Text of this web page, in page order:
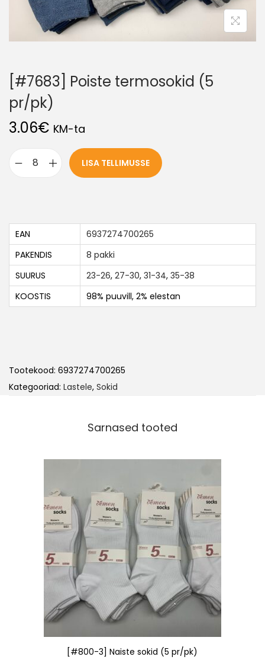
[#7683] Poiste termosokid (5
pr/pk)
3.06€ KM-ta
LISA TELLIMUSSE
EAN
6937274700265
PAKENDIS
8 pakki
SUURUS
23-26, 27-30, 31-34, 35-38
KOOSTIS
98% puuvill, 2% elestan
Tootekood: 6937274700265
Kategooriad: Lastele, Sokid
Sarnased tooted
[#800-3] Naiste sokid (5 pr/pk)